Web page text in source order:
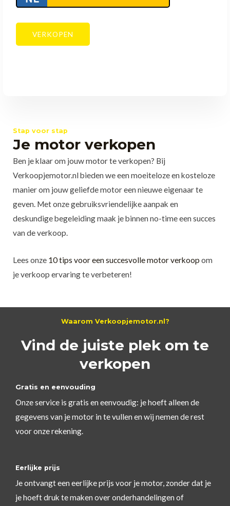
Stap voor stap
Je motor verkopen
Ben je klaar om jouw motor te verkopen? Bij
Verkoopjemotor.nl bieden we een moeiteloze en kosteloze
manier om jouw geliefde motor een nieuwe eigenaar te
geven. Met onze gebruiksvriendelijke aanpak en
deskundige begeleiding maak je binnen no-time een succes
van de verkoop.
Lees onze 10 tips voor een succesvolle motor verkoop om
je verkoop ervaring te verbeteren!
Waarom Verkoopjemotor.nl?
Vind de juiste plek om te
verkopen
Gratis en eenvouding
Onze service is gratis en eenvoudig: je hoeft alleen de
gegevens van je motor in te vullen en wij nemen de rest
voor onze rekening.
Eerlijke prijs
Je ontvangt een eerlijke prijs voor je motor, zonder dat je
je hoeft druk te maken over onderhandelingen of